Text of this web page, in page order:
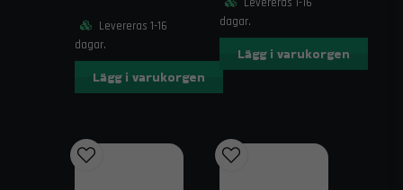
C – Cellpaketets höjd: 89 mm
D – Total höjd: 103 mm
Kompatibilitet
gatbilar
Levereras 1-16
dagar.
Lägg i varukorgen
Levereras 1-16
dagar.
Lägg i varukorgen